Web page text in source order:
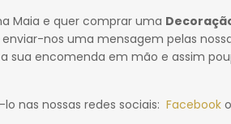
Maia e quer comprar uma
nos uma mensagem pelas
sua encomenda em mão e assim
nas nossas redes sociais:Facebook